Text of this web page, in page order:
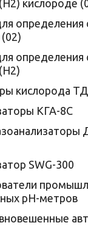
кислороде
определения
определения
кислорода
КГА-8С
SWG-300
pH-метров